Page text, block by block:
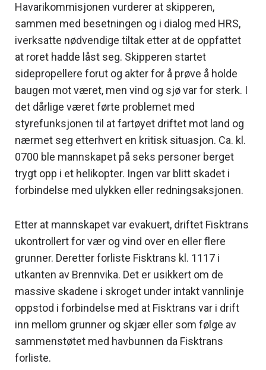
Havarikommisjonen vurderer at skipperen,
sammen med besetningen og i dialog med HRS,
iverksatte nødvendige tiltak etter at de oppfattet
at roret hadde låst seg. Skipperen startet
sidepropellere forut og akter for å prøve å holde
baugen mot været, men vind og sjø var for sterk. I
det dårlige været førte problemet med
styrefunksjonen til at fartøyet driftet mot land og
nærmet seg etterhvert en kritisk situasjon. Ca. kl.
0700 ble mannskapet på seks personer berget
trygt opp i et helikopter. Ingen var blitt skadet i
forbindelse med ulykken eller redningsaksjonen.
Etter at mannskapet var evakuert, driftet Fisktrans
ukontrollert for vær og vind over en eller flere
grunner. Deretter forliste Fisktrans kl. 1117 i
utkanten av Brennvika. Det er usikkert om de
massive skadene i skroget under intakt vannlinje
oppstod i forbindelse med at Fisktrans var i drift
inn mellom grunner og skjær eller som følge av
sammenstøtet med havbunnen da Fisktrans
forliste.